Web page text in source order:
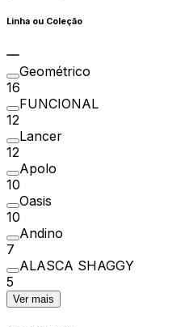
Linha ou Coleção
Geométrico
16
FUNCIONAL
12
Lancer
12
Apolo
10
Oasis
10
Andino
7
ALASCA SHAGGY
5
Ver mais